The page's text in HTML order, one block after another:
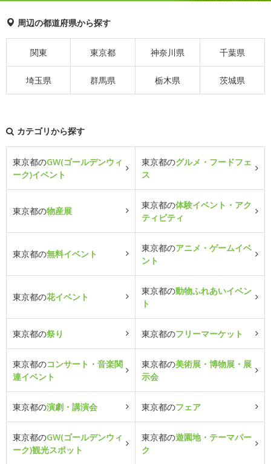
周辺の都道府県から探す
関東 東京都 神奈川県 千葉県
埼玉県 群馬県 栃木県 茨城県
カテゴリから探す
東京都のGW(ゴールデンウィ
ーク)イベント
東京都のグルメ・フードフェ
ス
東京都の物産展
東京都の体験イベント・アク
ティビティ
東京都の無料イベント
東京都のアニメ・ゲームイベ
ント
東京都の花イベント
東京都の動物ふれあいイベン
ト
東京都の祭り 東京都のフリーマーケット
東京都のコンサート・音楽関
連イベント
東京都の美術展・博物展・展
示会
東京都の演劇・講演会 東京都のフェア
東京都のGW(ゴールデンウィ
ーク)観光スポット
東京都の遊園地・テーマパー
ク